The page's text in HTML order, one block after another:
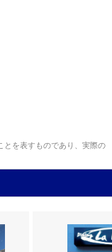
を表すものであり、実際の